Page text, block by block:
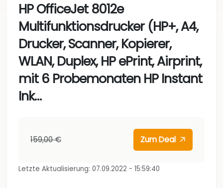
HP OfficeJet 8012e
Multifunktionsdrucker (HP+, A4,
Drucker, Scanner, Kopierer,
WLAN, Duplex, HP ePrint, Airprint,
mit 6 Probemonaten HP Instant
Ink…
159,00 € Zum Deal
Letzte Aktualisierung: 07.09.2022 - 15:59:40